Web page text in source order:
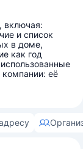
включая:
и список
в доме,
как год
её